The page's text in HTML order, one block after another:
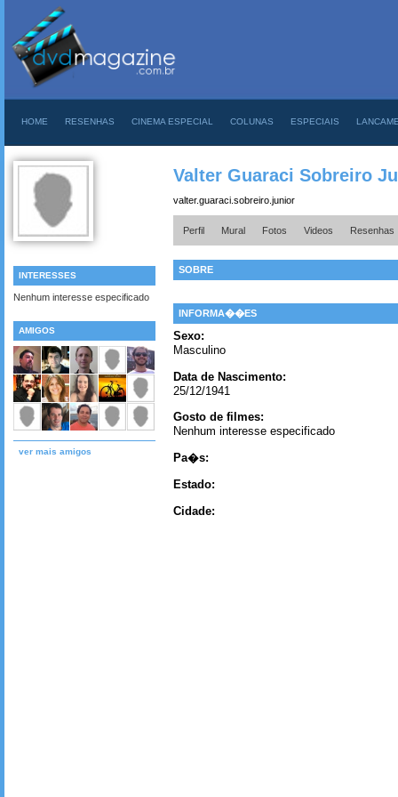
HOME RESENHAS CINEMA ESPECIAL COLUNAS ESPECIAIS
INTERESSES
Nenhum interesse especificado
AMIGOS
ver mais amigos
Valter Guaraci Sobreiro
valter.guaraci.sobreiro.junior
Perfil Mural Fotos Videos Resenhas
SOBRE
INFORMA��ES
Sexo:
Masculino
Data de Nascimento:
25/12/1941
Gosto de filmes:
Nenhum interesse especificado
Pa�s:
Estado:
Cidade: